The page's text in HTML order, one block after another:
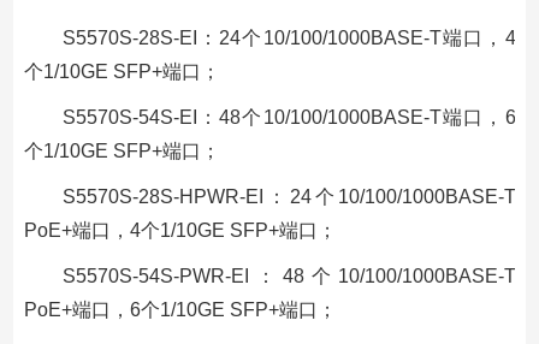
S5570S-28S-EI：24个10/100/1000BASE-T端口，4
个1/10GE SFP+端口；
S5570S-54S-EI：48个10/100/1000BASE-T端口，6
个1/10GE SFP+端口；
S5570S-28S-HPWR-EI：24个10/100/1000BASE-T
PoE+端口，4个1/10GE SFP+端口；
S5570S-54S-PWR-EI：48个10/100/1000BASE-T
PoE+端口，6个1/10GE SFP+端口；